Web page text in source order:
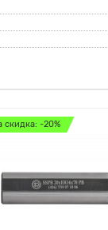
скидка: -20%